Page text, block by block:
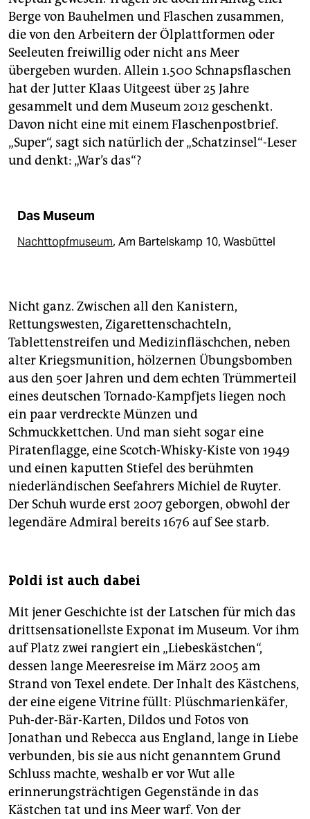
Berge von Bauhelmen und Flaschen zusammen,
die von den Arbeitern der Ölplattformen oder
Seeleuten freiwillig oder nicht ans Meer
übergeben wurden. Allein 1.500 Schnapsflaschen
hat der Jutter Klaas Uitgeest über 25 Jahre
gesammelt und dem Museum 2012 geschenkt.
Davon nicht eine mit einem Flaschenpostbrief.
„Super“, sagt sich natürlich der „Schatzinsel“-Leser
und denkt: „War’s das“?
Das Museum
Nachttopfmuseum, Am Bartelskamp 10, Wasbüttel
Nicht ganz. Zwischen all den Kanistern,
Rettungswesten, Zigarettenschachteln,
Tablettenstreifen und Medizinfläschchen, neben
alter Kriegsmunition, hölzernen Übungsbomben
aus den 50er Jahren und dem echten Trümmerteil
eines deutschen Tornado-Kampfjets liegen noch
ein paar verdreckte Münzen und
Schmuckkettchen. Und man sieht sogar eine
Piratenflagge, eine Scotch-Whisky-Kiste von 1949
und einen kaputten Stiefel des berühmten
niederländischen Seefahrers Michiel de Ruyter.
Der Schuh wurde erst 2007 geborgen, obwohl der
legendäre Admiral bereits 1676 auf See starb.
Poldi ist auch dabei
Mit jener Geschichte ist der Latschen für mich das
drittsensationellste Exponat im Museum. Vor ihm
auf Platz zwei rangiert ein „Liebeskästchen“,
dessen lange Meeresreise im März 2005 am
Strand von Texel endete. Der Inhalt des Kästchens,
der eine eigene Vitrine füllt: Plüschmarienkäfer,
Puh-der-Bär-Karten, Dildos und Fotos von
Jonathan und Rebecca aus England, lange in Liebe
verbunden, bis sie aus nicht genanntem Grund
Schluss machte, weshalb er vor Wut alle
erinnerungsträchtigen Gegenstände in das
Kästchen tat und ins Meer warf. Von der